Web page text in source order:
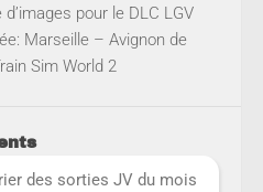
pour le DLC LGV
Marseille – Avignon de
Sim World 2
des sorties JV du mois